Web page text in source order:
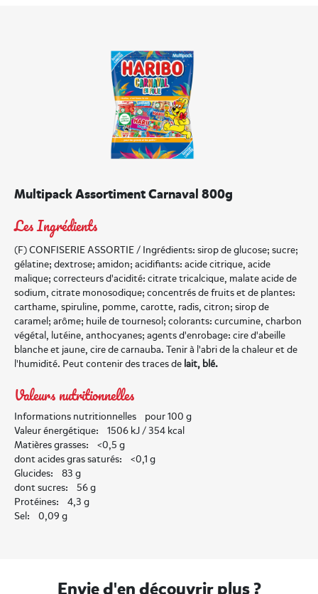
Multipack Assortiment Carnaval 800g
Les Ingrédients
(F) CONFISERIE ASSORTIE / Ingrédients: sirop de glucose; sucre;
gélatine; dextrose; amidon; acidifiants: acide citrique, acide
malique; correcteurs d'acidité: citrate tricalcique, malate acide de
sodium, citrate monosodique; concentrés de fruits et de plantes:
carthame, spiruline, pomme, carotte, radis, citron; sirop de
caramel; arôme; huile de tournesol; colorants: curcumine, charbon
végétal, lutéine, anthocyanes; agents d'enrobage: cire d'abeille
blanche et jaune, cire de carnauba. Tenir à l'abri de la chaleur et de
l'humidité. Peut contenir des traces de lait, blé.
Valeurs nutritionnelles
Informations nutritionnelles pour 100 g
Valeur énergétique: 1506 kJ / 354 kcal
Matières grasses: <0,5 g
dont acides gras saturés: <0,1 g
Glucides: 83 g
dont sucres: 56 g
Protéines: 4,3 g
Sel: 0,09 g
Envie d'en découvrir plus ?